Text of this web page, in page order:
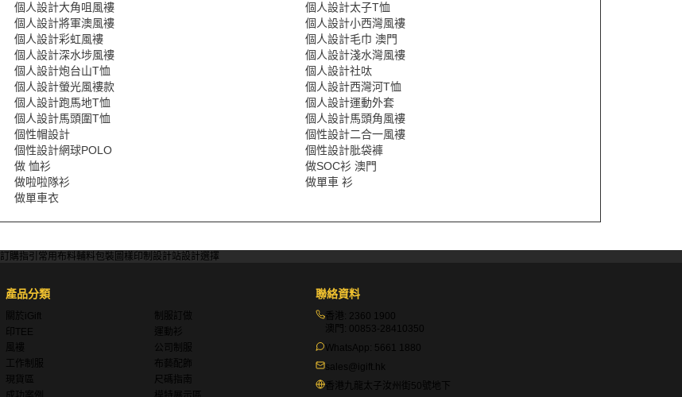
個人設計大角咀風褸
個人設計太子T恤
個人設計將軍澳風褸
個人設計小西灣風褸
個人設計彩虹風褸
個人設計毛巾 澳門
個人設計深水埗風褸
個人設計淺水灣風褸
個人設計炮台山T恤
個人設計社呔
個人設計螢光風褸款
個人設計西灣河T恤
個人設計跑馬地T恤
個人設計運動外套
個人設計馬頭圍T恤
個人設計馬頭角風褸
個性帽設計
個性設計二合一風褸
個性設計網球POLO
個性設計肶袋褲
做 恤衫
做SOC衫 澳門
做啦啦隊衫
做單車 衫
做單車衣
訂購指引 常用布料輔料包裝 圖樣印制 設計站設計選擇
產品分類
關於iGift
制服訂做
印TEE
運動衫
風褸
公司制服
工作制服
布藝配飾
現貨區
尺碼指南
聯絡資料
香港: 2360 1900
澳門: 00853-28410350
WhatsApp: 5661 1880
sales@igift.hk
香港九龍太子汝州街50號地下